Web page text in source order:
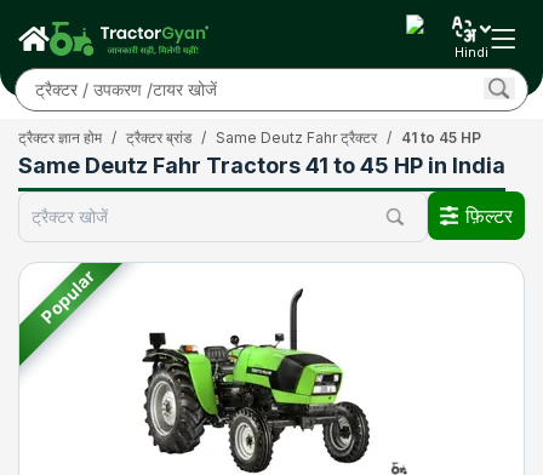
Hindi
Same Deutz Fahr Tractors 41 to 45 HP in India
ट्रैक्टर ज्ञान होम / ट्रैक्टर ब्रांड / Same Deutz Fahr ट्रैक्टर / 41 to 45 HP
फ़िल्टर
Popular